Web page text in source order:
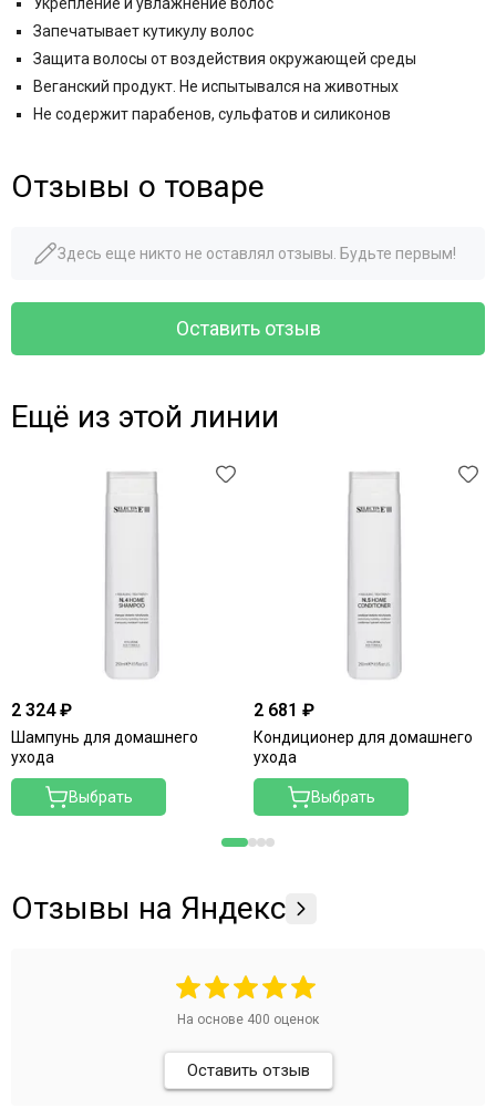
Укрепление и увлажнение волос
Запечатывает кутикулу волос
Защита волосы от воздействия окружающей среды
Веганский продукт. Не испытывался на животных
Не содержит парабенов, сульфатов и силиконов
Отзывы о товаре
Здесь еще никто не оставлял отзывы. Будьте первым!
Оставить отзыв
Ещё из этой линии
2 324 ₽
Шампунь для домашнего
ухода
Выбрать
2 681 ₽
Кондиционер для домашнего
ухода
Выбрать
Отзывы на Яндекс
На основе 400 оценок
Оставить отзыв